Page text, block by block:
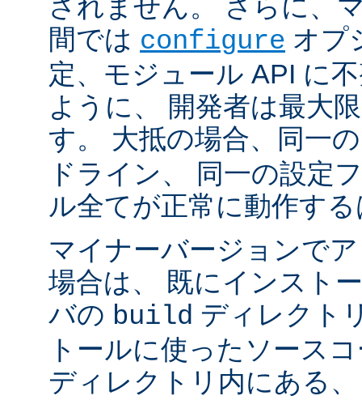
されません。 さらに、
間では configure オプ
定、モジュール API に
ように、 開発者は最大
す。 大抵の場合、同一
ドライン、 同一の設定
ル全てが正常に動作す
マイナーバージョンで
場合は、 既にインスト
バの build ディレクト
トールに使ったソース
ディレクトリ内にある